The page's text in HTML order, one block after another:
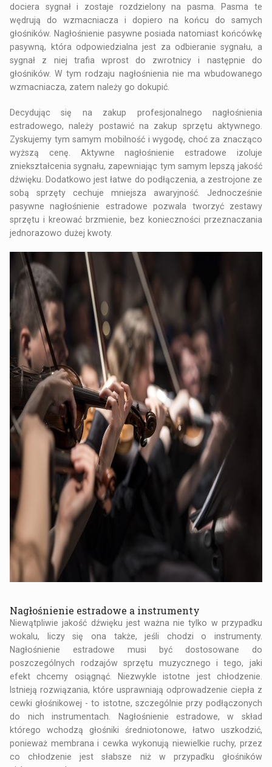
dociera sygnał i zostaje rozdzielony na pasma. Pasma te
wędrują do wzmacniacza i dopiero na końcu do samych
głośników. Nagłośnienie pasywne posiada natomiast końcówkę
pasywną, która odpowiedzialna jest za odbieranie sygnału, a
sygnał z niej trafia wprost do zwrotnicy i następnie do
głośników. W tym rodzaju nagłośnienia nie ma wbudowanego
wzmacniacza, zatem należy go dokupić.
Decydując się na zakup profesjonalnego nagłośnienia
estradowego, należy postawić na zakup sprzętu aktywnego.
Zyskujemy tym samym mobilność i wygodę, choć za znacząco
wyższą cenę. Aktywne nagłośnienie estradowe izoluje
zniekształcenia sygnału, zapewniając tym samym lepszą jakość
dźwięku. Dodatkowo jest łatwe do podłączenia, a zestrojone ze
sobą sprzęty cechuje mniejsza awaryjność. Jednocześnie
pasywne nagłośnienie estradowe pozwala tworzyć zestawy
sprzętu i kreować brzmienie, bez konieczności przeznaczania
jednorazowo dużej kwoty.
Nagłośnienie estradowe a instrumenty
Niewątpliwie jakość dźwięku jest ważna nie tylko w przypadku
wokalu, liczy się ona także, jeśli chodzi o instrumenty.
Nagłośnienie estradowe musi być dostosowane do
poszczególnych rodzajów sprzętu muzycznego i tego, jaki
efekt chcemy osiągnąć. Niezwykle istotne jest chłodzenie.
Istnieją rozwiązania, które usprawniają odprowadzenie ciepła z
cewki głośnikowej - to istotne, szczególnie przy podłączonych
do nich instrumentach. Nagłośnienie estradowe, w skład
którego wchodzą głośniki średniotonowe, łatwo uszkodzić,
ponieważ membrana i cewka wykonują niewielkie ruchy, przez
co chłodzenie jest słabsze niż w przypadku głośników